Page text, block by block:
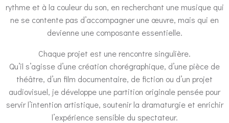
rythme et à la couleur du son, en recherchant une musique qui
ne se contente pas d’accompagner une œuvre, mais qui en
devienne une composante essentielle.
Chaque projet est une rencontre singulière.
Qu’il s’agisse d’une création chorégraphique, d’une pièce de
théâtre, d’un film documentaire, de fiction ou d’un projet
audiovisuel, je développe une partition originale pensée pour
servir l’intention artistique, soutenir la dramaturgie et enrichir
l’expérience sensible du spectateur.